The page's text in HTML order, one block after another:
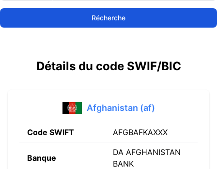
Récherche
Détails du code SWIF/BIC
Afghanistan (af)
Code SWIFT AFGBAFKAXXX
Banque
DA AFGHANISTAN
BANK